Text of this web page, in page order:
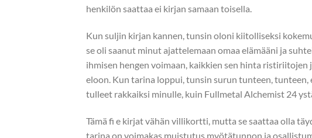
henkilön saattaa ei kirjan samaan toisella.
Kun suljin kirjan kannen, tunsin oloni kiitolliseksi
se oli saanut minut ajattelemaan omaa elämääni ja
ihmisen hengen voimaan, kaikkien sen hinta
eloon. Kun tarina loppui, tunsin surun tunteen,
tulleet rakkaiksi minulle, kuin Fullmetal Alchemist 24
Tämä fi e kirjat​ vähän villikortti, mutta se saattaa olla
tarina on voimakas muistutus myötätunnon ja